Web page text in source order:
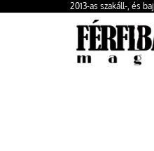
2013-as szakáll-, és